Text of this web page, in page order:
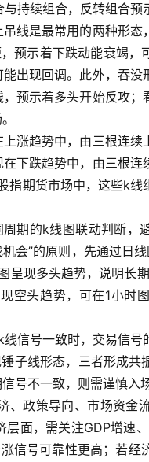
持续组合，反转组合
线是最常用的两种形
预示着下跌动能衰竭，
出现回调。此外，吞
预示着多头开始反攻
涨趋势中，由三根连
下跌趋势中，由三根
期货市场中，这些k线
期的k线图联动判断，
会”的原则，先通过日
呈现多头趋势，说明长
空头趋势，可在1小时
信号一致时，交易信
子线形态，三者形成共
号不一致，则需谨慎入
、政策导向、市场资金
面，需关注GDP增速
信号可靠性更高；若经